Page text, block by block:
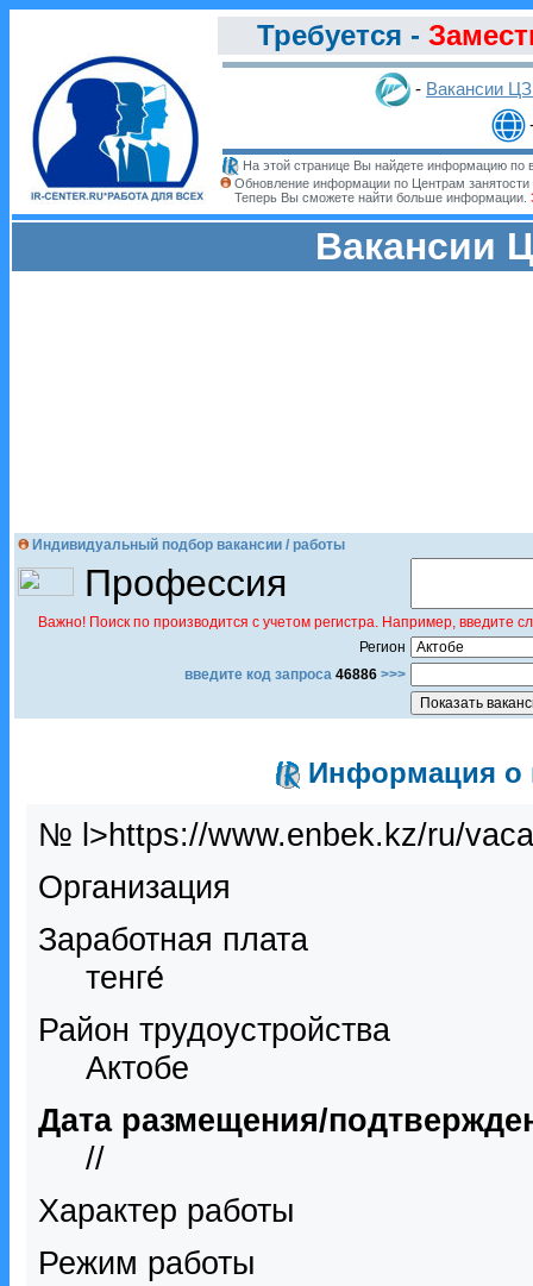
Требуется -
- Вакансии
На этой странице Вы найдете информацию по
Обновление информации по Центрам занятости
Теперь Вы сможете найти больше информации.
Вакансии
Индивидуальный подбор вакансии / работы
Профессия
Важно! Поиск по производится с учетом регистра. Например,
Регион
введите код запроса 46886 >>>
Информация о
№ l>https://www.enbek.kz/ru/
Организация
Заработная плата
тенге́
Район трудоустройства
Актобе
Дата размещения/
//
Характер работы
Режим работы